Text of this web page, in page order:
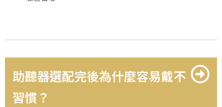
助聽器選配完後為什麼容易戴不
習慣？